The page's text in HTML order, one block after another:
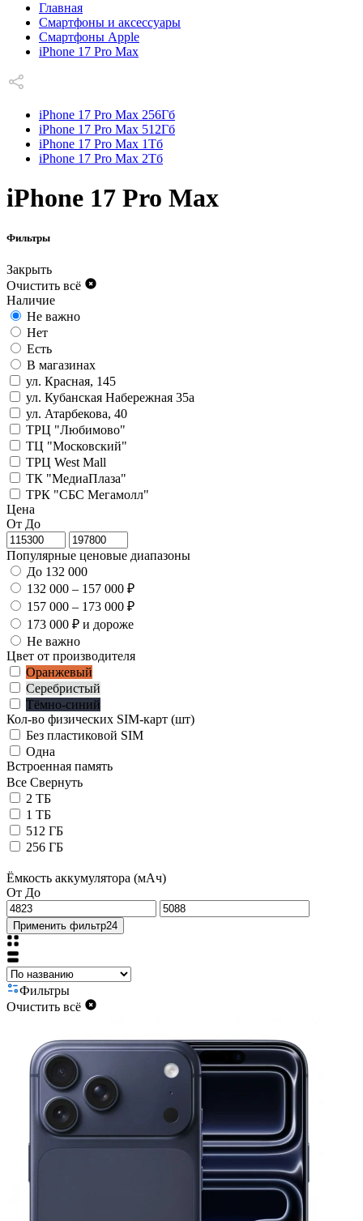
Главная
Смартфоны и аксессуары
Смартфоны Apple
iPhone 17 Pro Max
iPhone 17 Pro Max 256Гб
iPhone 17 Pro Max 512Гб
iPhone 17 Pro Max 1Тб
iPhone 17 Pro Max 2Тб
iPhone 17 Pro Max
Фильтры
Закрыть
Очистить всё
Наличие
Не важно
Нет
Есть
В магазинах
ул. Красная, 145
ул. Кубанская Набережная 35а
ул. Атарбекова, 40
ТРЦ "Любимово"
ТЦ "Московский"
ТРЦ West Mall
ТК "МедиаПлаза"
ТРК "СБС Мегамолл"
Цена
От До
Популярные ценовые диапазоны
До 132 000
132 000 – 157 000 ₽
157 000 – 173 000 ₽
173 000 ₽ и дороже
Не важно
Цвет от производителя
Оранжевый
Серебристый
Тёмно-синий
Кол-во физических SIM-карт (шт)
Без пластиковой SIM
Одна
Встроенная память
Все Свернуть
2 ТБ
1 ТБ
512 ГБ
256 ГБ
Ёмкость аккумулятора (мАч)
От До
Применить фильтр24
Фильтры
Очистить всё